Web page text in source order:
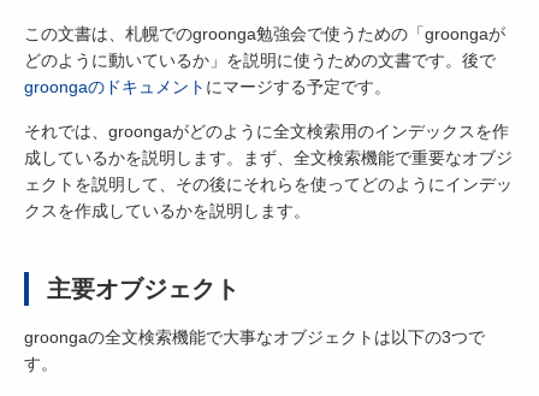
この文書は、札幌でのgroonga勉強会で使うための「groongaが
どのように動いているか」を説明に使うための文書です。後で
groongaのドキュメント にマージする予定です。
それでは、groongaがどのように全文検索用のインデックスを作
成しているかを説明します。まず、全文検索機能で重要なオブジ
ェクトを説明して、その後にそれらを使ってどのようにインデッ
クスを作成しているかを説明します。
主要オブジェクト
groongaの全文検索機能で大事なオブジェクトは以下の3つで
す。